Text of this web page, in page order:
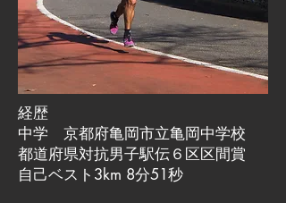
経歴
中学 京都府亀岡市立亀岡中学校
都道府県対抗男子駅伝６区区間賞
自己ベスト3km 8分51秒